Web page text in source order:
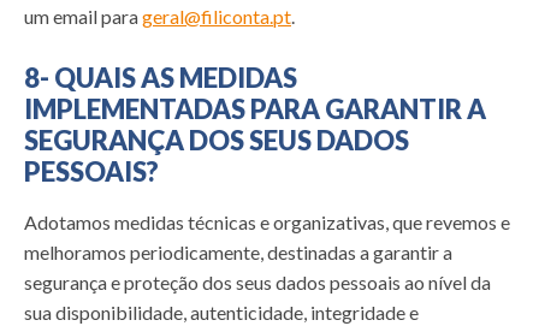
um email parageral@filiconta.pt.
8- QUAIS AS MEDIDAS
IMPLEMENTADAS PARA GARANTIR A
SEGURANÇA DOS SEUS DADOS
PESSOAIS?
Adotamos medidas técnicas e organizativas, que revemos e
melhoramos periodicamente, destinadas a garantir a
segurança e proteção dos seus dados pessoais ao nível da
sua disponibilidade, autenticidade, integridade e